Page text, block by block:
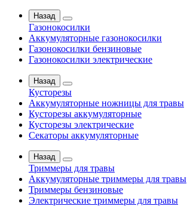
Назад
Газонокосилки
Аккумуляторные газонокосилки
Газонокосилки бензиновые
Газонокосилки электрические
Назад
Кусторезы
Аккумуляторные ножницы для травы
Кусторезы аккумуляторные
Кусторезы электрические
Секаторы аккумуляторные
Назад
Триммеры для травы
Аккумуляторные триммеры для травы
Триммеры бензиновые
Электрические триммеры для травы